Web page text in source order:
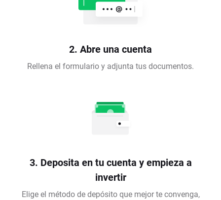
2. Abre una cuenta
Rellena el formulario y adjunta tus documentos.
3. Deposita en tu cuenta y empieza a
invertir
Elige el método de depósito que mejor te convenga,